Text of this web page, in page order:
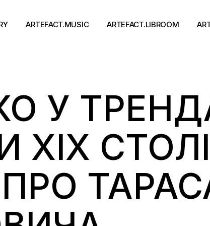
ARTEFACT.MUSIC
Концерти
ARTEFACT.LIBROOM
Події
У